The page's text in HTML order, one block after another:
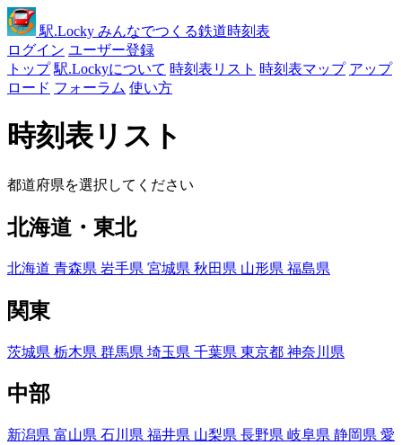
駅.Locky みんなでつくる鉄道時刻表
ログイン ユーザー登録
トップ 駅.Lockyについて 時刻表リスト 時刻表マップ アップ
ロード フォーラム 使い方
時刻表リスト
都道府県を選択してください
北海道・東北
北海道 青森県 岩手県 宮城県 秋田県 山形県 福島県
関東
茨城県 栃木県 群馬県 埼玉県 千葉県 東京都 神奈川県
中部
新潟県 富山県 石川県 福井県 山梨県 長野県 岐阜県 静岡県 愛